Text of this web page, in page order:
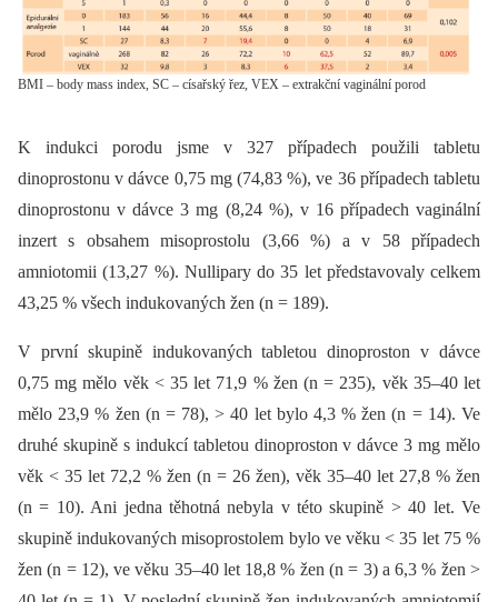
BMI – body mass index, SC – císařský řez, VEX – extrakční vaginální porod
K indukci porodu jsme v 327 případech použili tabletu
dinoprostonu v dávce 0,75 mg (74,83 %), ve 36 případech tabletu
dinoprostonu v dávce 3 mg (8,24 %), v 16 případech vaginální
inzert s obsahem misoprostolu (3,66 %) a v 58 případech
amniotomii (13,27 %). Nullipary do 35 let představovaly celkem
43,25 % všech indukovaných žen (n = 189).
V první skupině indukovaných tabletou dinoproston v dávce
0,75 mg mělo věk < 35 let 71,9 % žen (n = 235), věk 35–40 let
mělo 23,9 % žen (n = 78), > 40 let bylo 4,3 % žen (n = 14). Ve
druhé skupině s indukcí tabletou dinoproston v dávce 3 mg mělo
věk < 35 let 72,2 % žen (n = 26 žen), věk 35–40 let 27,8 % žen
(n = 10). Ani jedna těhotná nebyla v této skupině > 40 let. Ve
skupině indukovaných misoprostolem bylo ve věku < 35 let 75 %
žen (n = 12), ve věku 35–40 let 18,8 % žen (n = 3) a 6,3 % žen >